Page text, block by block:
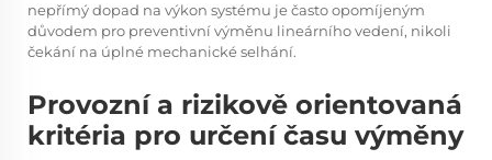
nepřímý dopad na výkon systému je často opomíjeným
důvodem pro preventivní výměnu lineárního vedení, nikoli
čekání na úplné mechanické selhání.
Provozní a rizikově orientovaná
kritéria pro určení času výměny